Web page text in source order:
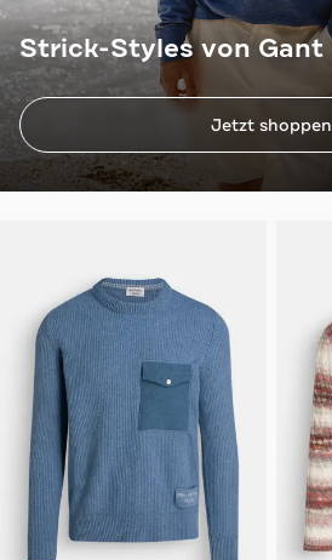
Strick-Styles von Gant
Jetzt shoppen